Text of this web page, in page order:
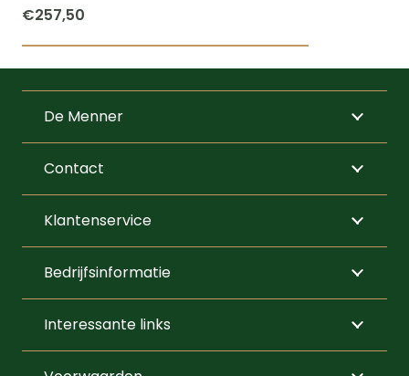
€257,50
De Menner
Contact
Klantenservice
Bedrijfsinformatie
Interessante links